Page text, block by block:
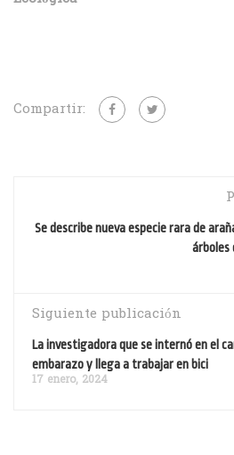
Compartir:
Se describe nueva especie rara de
árboles
Siguiente publicación
La investigadora que se internó en el
embarazo y llega a trabajar en bici
17 enero, 2024